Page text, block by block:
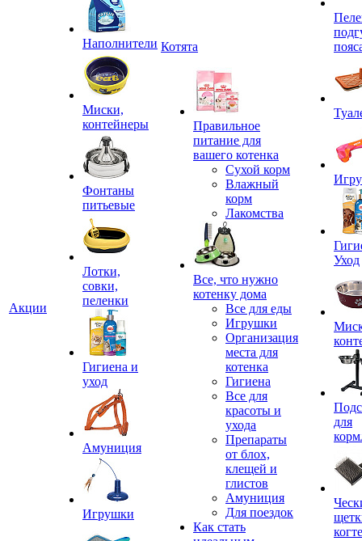
Акции
Наполнители
Миски,
контейнеры
Фонтаны
питьевые
Лотки,
совки,
пеленки
Гигиена и
уход
Амуниция
Игрушки
Котята
Правильное
питание для
вашего котенка
Сухой корм
Влажный
корм
Лакомства
Все, что нужно
котенку дома
Все для еды
Игрушки
Организация
места для
котенка
Гигиена
Все для
красоты и
ухода
Препараты
от блох,
клещей и
глистов
Амуниция
Для поездок
Как стать
Уход
для